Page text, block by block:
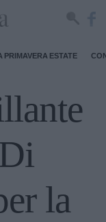
PRIMAVERA ESTATE
la